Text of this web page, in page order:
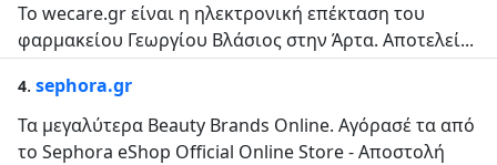
To wecare.gr είναι η ηλεκτρονική επέκταση του
φαρμακείου Γεωργίου Βλάσιος στην Άρτα. Αποτελεί...
4. sephora.gr
Τα μεγαλύτερα Βeauty Βrands Οnline. Αγόρασέ τα από
το Sephora eShop Official Online Store - Αποστολή